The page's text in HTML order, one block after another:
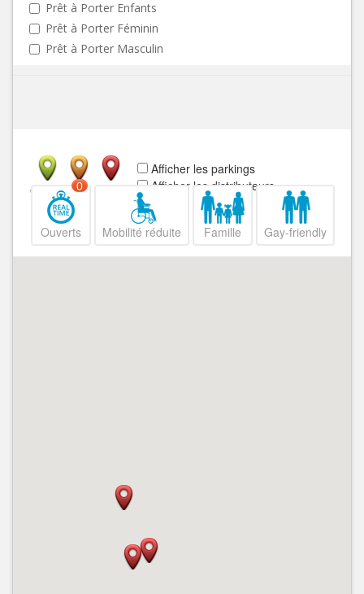
Prêt à Porter Enfants
Prêt à Porter Féminin
Prêt à Porter Masculin
Afficher les parkings
Afficher les distributeurs
Ouvert
Ouverts
0
Mobilité réduite Famille Gay-friendly